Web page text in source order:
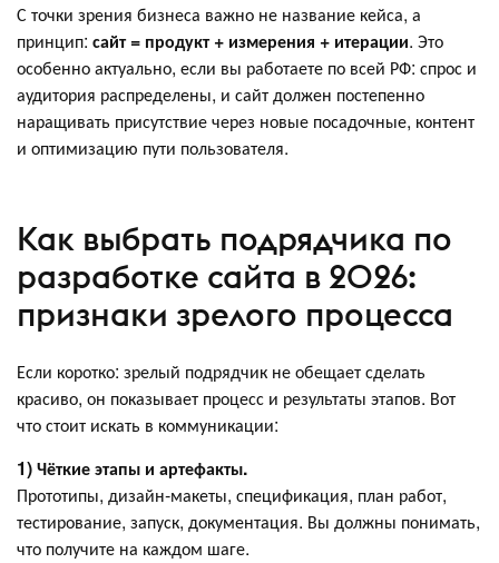
С точки зрения бизнеса важно не название кейса, а
принцип: сайт = продукт + измерения + итерации. Это
особенно актуально, если вы работаете по всей РФ: спрос и
аудитория распределены, и сайт должен постепенно
наращивать присутствие через новые посадочные, контент
и оптимизацию пути пользователя.
Как выбрать подрядчика по
разработке сайта в 2026:
признаки зрелого процесса
Если коротко: зрелый подрядчик не обещает сделать
красиво, он показывает процесс и результаты этапов. Вот
что стоит искать в коммуникации:
1) Чёткие этапы и артефакты.
Прототипы, дизайн‑макеты, спецификация, план работ,
тестирование, запуск, документация. Вы должны понимать,
что получите на каждом шаге.